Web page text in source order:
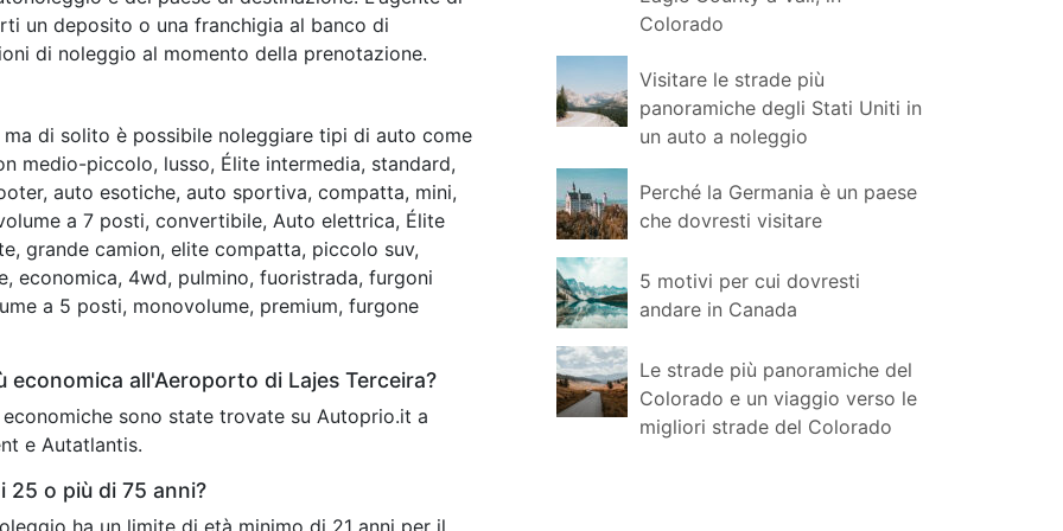
un deposito o una franchigia al banco di
di noleggio al momento della prenotazione.
di solito è possibile noleggiare tipi di auto come
medio-piccolo, lusso, Élite intermedia, standard,
auto esotiche, auto sportiva, compatta, mini,
a 7 posti, convertibile, Auto elettrica, Élite
grande camion, elite compatta, piccolo suv,
economica, 4wd, pulmino, fuoristrada, furgoni
a 5 posti, monovolume, premium, furgone
all'Aeroporto di Lajes Terceira?
sono state trovate su Autoprio.it a
e Autatlantis.
25 o più di 75 anni?
ha un limite di età minimo di 21 anni per il
Colorado
Visitare le strade più
panoramiche degli Stati Uniti in
un auto a noleggio
Perché la Germania è un paese
che dovresti visitare
5 motivi per cui dovresti
andare in Canada
Le strade più panoramiche del
Colorado e un viaggio verso le
migliori strade del Colorado